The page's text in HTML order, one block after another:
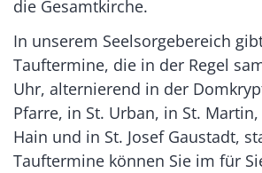
die Gesamtkirche.
In unserem Seelsorgebereich
Tauftermine, die in der Regel
Uhr, alternierend in der
Pfarre, in St. Urban, in St.
Hain und in St. Josef Gaustadt,
Tauftermine können Sie im für